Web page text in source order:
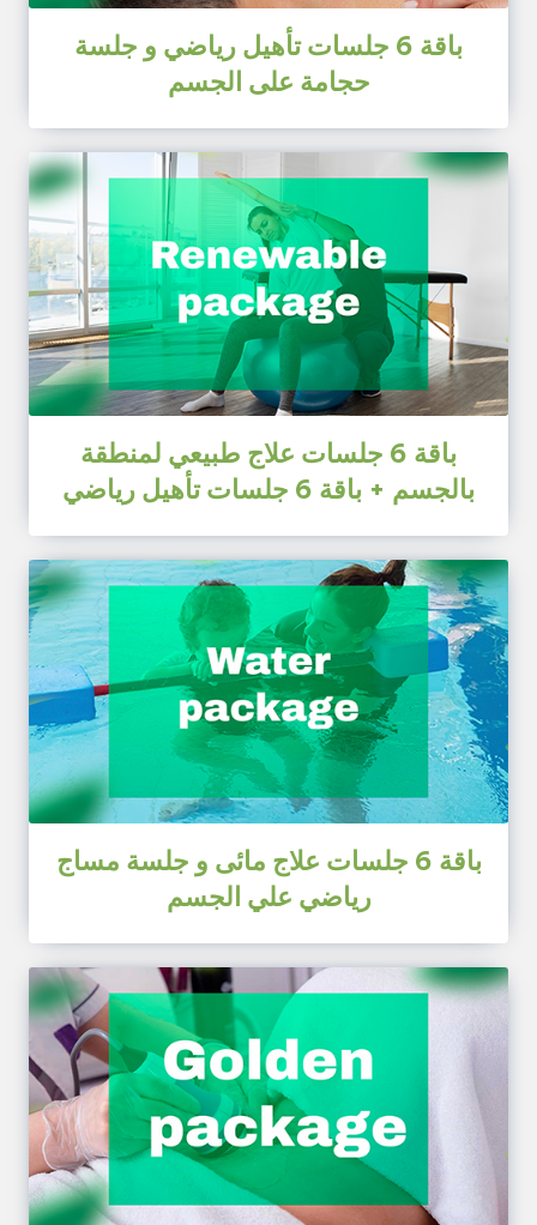
باقة 6 جلسات تأهيل رياضي و جلسة
حجامة على الجسم
باقة 6 جلسات علاج طبيعي لمنطقة
بالجسم + باقة 6 جلسات تأهيل رياضي
باقة 6 جلسات علاج مائى و جلسة مساج
رياضي علي الجسم